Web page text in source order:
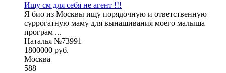
Ищу см для себя не агент !!!
Я био из Москвы ищу порядочную и ответственную
суррогатную маму для вынашивания моего малыша
програм ...
Наталья №73991
1800000 руб.
Москва
588